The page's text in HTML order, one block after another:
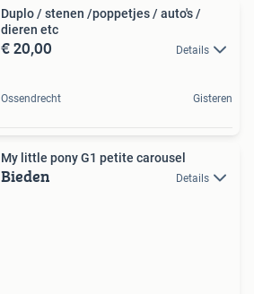
Duplo / stenen /poppetjes / auto's /
dieren etc
€ 20,00 Details
Ossendrecht Gisteren
My little pony G1 petite carousel
Bieden Details